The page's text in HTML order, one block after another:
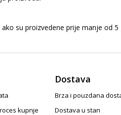
su proizvedene prije manje od
kupnje
Dostava
Brza i pouzdana
Dostava u stan